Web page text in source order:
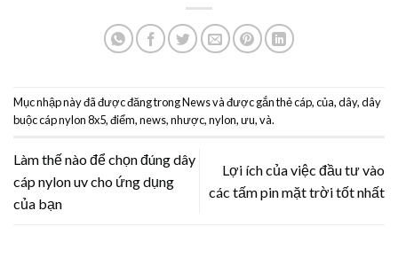
Mục nhập này đã được đăng trongNewsvà được gắn thẻcáp,của,dây,dây
buộc cáp nylon 8x5,điểm,news,nhược,nylon,ưu,và.
Làm thế nào để chọn đúng dây
cáp nylon uv cho ứng dụng
của bạn
Lợi ích của việc đầu tư vào
các tấm pin mặt trời tốt nhất